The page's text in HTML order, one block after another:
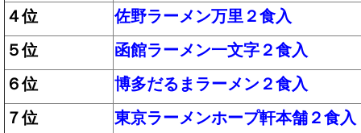
４位
佐野ラーメン万里２食入
５位
函館ラーメン一文字２食入
６位
博多だるまラーメン２食入
７位
東京ラーメンホープ軒本舗２食入